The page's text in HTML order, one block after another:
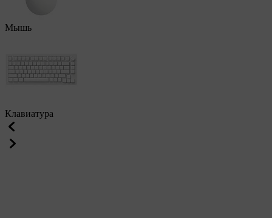
Мышь
Клавиатура